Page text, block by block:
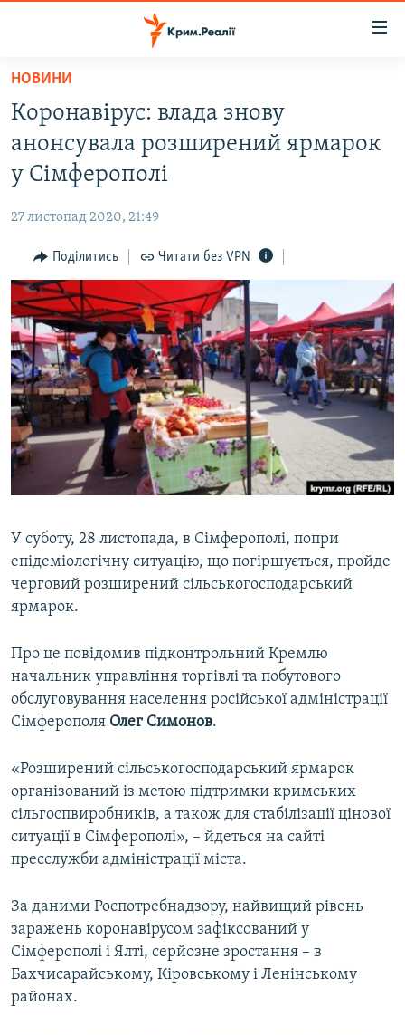
Перейти
основного
матеріалу
Перейти
до
основної
Перейти
до
пошуку
ВОДА.КРИМ
ВІДЕО ТА ФОТО
БЛОГИ
ПОГЛЯД
ІНТЕРВ'Ю
ВСЕ ЗА ДЕНЬ
СПЕЦПРОЕКТИ
ДЕПОРТАЦІЯ
ВІДЕОУРОКИ «ELIFBE»
СВІДЧЕННЯ ОКУПАЦІЇ
УКРАЇНСЬКА ПРОБЛЕМА КРИМУ
ЯК ОБІЙТИ БЛОКУВАННЯ
Русский
Qırımtatar
Усі сайти RFE/RL
НОВИНИ
Коронавірус: влада знову
анонсувала розширений ярмарок
у Сімферополі
27 листопад 2020, 21:49
Поділитись Читати без VPN
У суботу, 28 листопада, в Сімферополі, попри
епідеміологічну ситуацію, що погіршується, пройде
черговий розширений сільськогосподарський
ярмарок.
Про це повідомив підконтрольний Кремлю
начальник управління торгівлі та побутового
обслуговування населення російської адміністрації
Сімферополя Олег Симонов.
«Розширений сільськогосподарський ярмарок
організований із метою підтримки кримських
сільгоспвиробників, а також для стабілізації цінової
ситуації в Сімферополі», – йдеться на сайті
пресслужби адміністрації міста.
За даними Роспотребнадзору, найвищий рівень
заражень коронавірусом зафіксований у
Сімферополі і Ялті, серйозне зростання – в
Бахчисарайському, Кіровському і Ленінському
районах.